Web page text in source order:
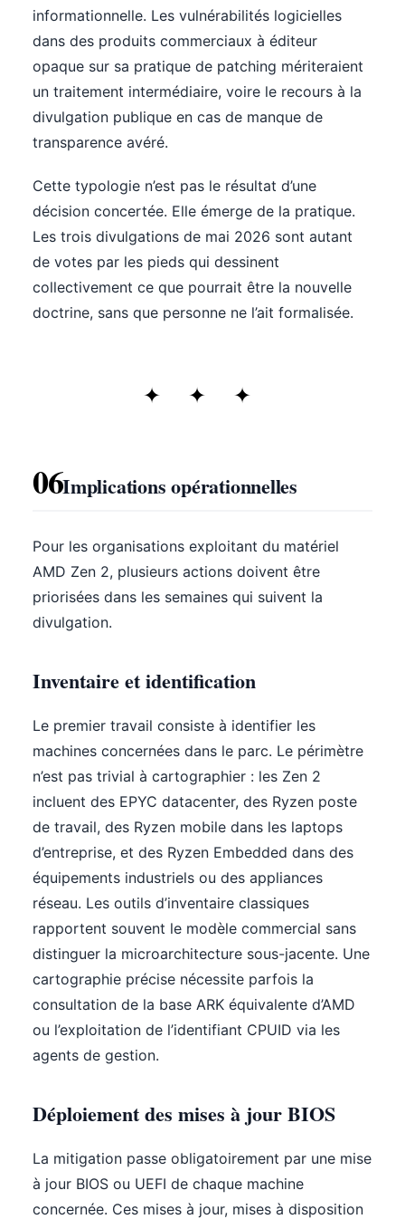
informationnelle. Les vulnérabilités logicielles
dans des produits commerciaux à éditeur
opaque sur sa pratique de patching mériteraient
un traitement intermédiaire, voire le recours à la
divulgation publique en cas de manque de
transparence avéré.
Cette typologie n’est pas le résultat d’une
décision concertée. Elle émerge de la pratique.
Les trois divulgations de mai 2026 sont autant
de votes par les pieds qui dessinent
collectivement ce que pourrait être la nouvelle
doctrine, sans que personne ne l’ait formalisée.
06Implications opérationnelles
Pour les organisations exploitant du matériel
AMD Zen 2, plusieurs actions doivent être
priorisées dans les semaines qui suivent la
divulgation.
Inventaire et identification
Le premier travail consiste à identifier les
machines concernées dans le parc. Le périmètre
n’est pas trivial à cartographier : les Zen 2
incluent des EPYC datacenter, des Ryzen poste
de travail, des Ryzen mobile dans les laptops
d’entreprise, et des Ryzen Embedded dans des
équipements industriels ou des appliances
réseau. Les outils d’inventaire classiques
rapportent souvent le modèle commercial sans
distinguer la microarchitecture sous-jacente. Une
cartographie précise nécessite parfois la
consultation de la base ARK équivalente d’AMD
ou l’exploitation de l’identifiant CPUID via les
agents de gestion.
Déploiement des mises à jour BIOS
La mitigation passe obligatoirement par une mise
à jour BIOS ou UEFI de chaque machine
concernée. Ces mises à jour, mises à disposition